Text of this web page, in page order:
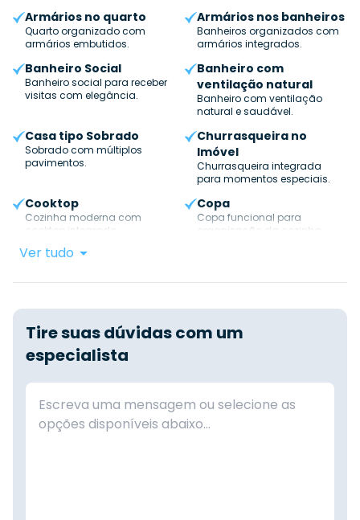
Armários no quarto
Quarto organizado com
armários embutidos.
Armários nos banheiros
Banheiros organizados com
armários integrados.
Banheiro Social
Banheiro social para receber
visitas com elegância.
Banheiro com
ventilação natural
Banheiro com ventilação
natural e saudável.
Casa tipo Sobrado
Sobrado com múltiplos
pavimentos.
Churrasqueira no
Imóvel
Churrasqueira integrada
para momentos especiais.
Cooktop
Cozinha moderna com
cooktop integrado.
Copa
Copa funcional para
organização da cozinha.
Ver tudo
Tire suas dúvidas com um
especialista